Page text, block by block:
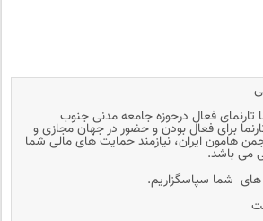
تارنمای فعال درحوزه جامعه مدنی جنوب
برای فعال بودن و حضور در جهان مجازی و
هامون ایران، نیازمند حمایت های مالی شما
می باشد.
شما سپاسگزاریم.